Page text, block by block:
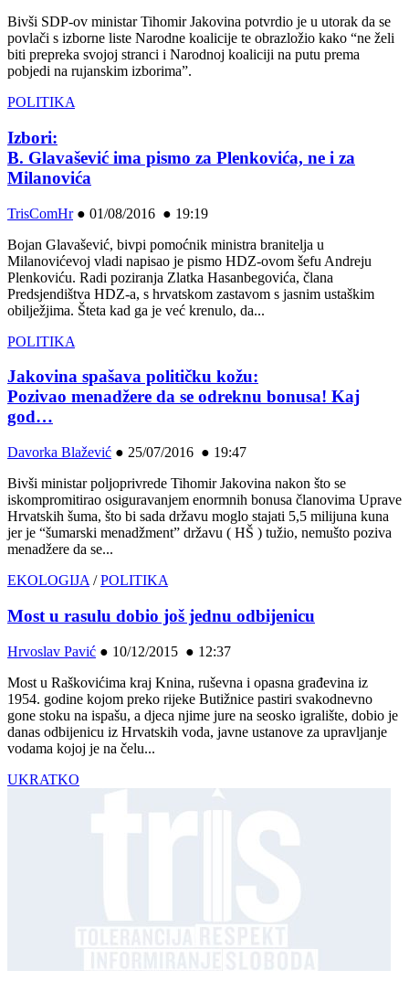
Bivši SDP-ov ministar Tihomir Jakovina potvrdio je u utorak da se
povlači s izborne liste Narodne koalicije te obrazložio kako “ne želi
biti prepreka svojoj stranci i Narodnoj koaliciji na putu prema
pobjedi na rujanskim izborima”.
POLITIKA
Izbori:
B. Glavašević ima pismo za Plenkovića, ne i za
Milanovića
TrisComHr● 01/08/2016 ● 19:19
Bojan Glavašević, bivpi pomoćnik ministra branitelja u
Milanovićevoj vladi napisao je pismo HDZ-ovom šefu Andreju
Plenkoviću. Radi poziranja Zlatka Hasanbegovića, člana
Predsjendištva HDZ-a, s hrvatskom zastavom s jasnim ustaškim
obilježjima. Šteta kad ga je već krenulo, da...
POLITIKA
Jakovina spašava političku kožu:
Pozivao menadžere da se odreknu bonusa! Kaj
god…
Davorka Blažević ● 25/07/2016 ● 19:47
Bivši ministar poljoprivrede Tihomir Jakovina nakon što se
iskompromitirao osiguravanjem enormnih bonusa članovima Uprave
Hrvatskih šuma, što bi sada državu moglo stajati 5,5 milijuna kuna
jer je “šumarski menadžment” državu ( HŠ ) tužio, nemušto poziva
menadžere da se...
EKOLOGIJA /POLITIKA
Most u rasulu dobio još jednu odbijenicu
Hrvoslav Pavić ● 10/12/2015 ● 12:37
Most u Raškovićima kraj Knina, ruševna i opasna građevina iz
1954. godine kojom preko rijeke Butižnice pastiri svakodnevno
gone stoku na ispašu, a djeca njime jure na seosko igralište, dobio je
danas odbijenicu iz Hrvatskih voda, javne ustanove za upravljanje
vodama kojoj je na čelu...
UKRATKO